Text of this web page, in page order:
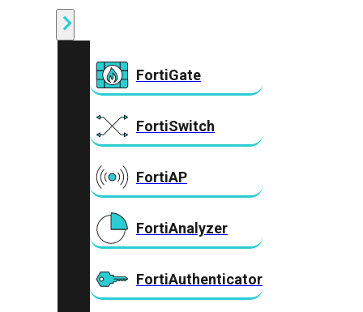
FortiGate
FortiSwitch
FortiAP
FortiAnalyzer
FortiAuthenticator